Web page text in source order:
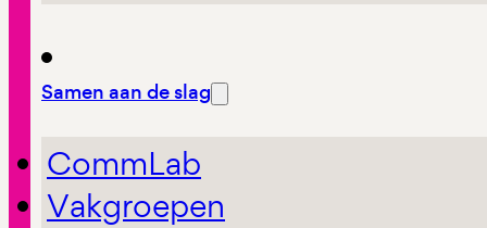
Samen aan de slag
CommLab
Vakgroepen